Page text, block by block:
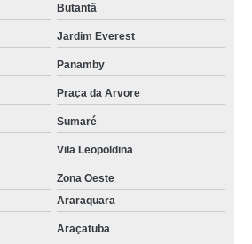
Butantã
Jardim Everest
Panamby
Praça da Arvore
Sumaré
Vila Leopoldina
Zona Oeste
Araraquara
Araçatuba